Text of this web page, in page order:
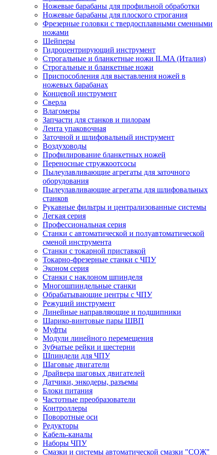
Ножевые барабаны для профильной обработки
Ножевые барабаны для плоского строгания
Фрезерные головки с твердосплавными сменными
ножами
Шейперы
Гидроцентрирующий инструмент
Строгальные и бланкетные ножи ILMA (Италия)
Cтрогальные и бланкетные ножи
Приспособления для выставления ножей в
ножевых барабанах
Концевой инструмент
Сверла
Влагомеры
Запчасти для станков и пилорам
Лента упаковочная
Заточной и шлифовальный инструмент
Воздуховоды
Профилирование бланкетных ножей
Переносные стружкоотсосы
Пылеулавливающие агрегаты для заточного
оборудования
Пылеулавливающие агрегаты для шлифовальных
станков
Рукавные фильтры и централизованные системы
Легкая серия
Профессиональная серия
Станки с автоматической и полуавтоматической
сменой инструмента
Станки с токарной приставкой
Токарно-фрезерные станки с ЧПУ
Эконом серия
Станки с наклоном шпинделя
Многошпиндельные станки
Обрабатывающие центры с ЧПУ
Режущий инструмент
Линейные направляющие и подшипники
Шарико-винтовые пары ШВП
Муфты
Модули линейного перемещения
Зубчатые рейки и шестерни
Шпиндели для ЧПУ
Шаговые двигатели
Драйвера шаговых двигателей
Датчики, энкодеры, разъемы
Блоки питания
Частотные преобразователи
Контроллеры
Поворотные оси
Редукторы
Кабель-каналы
Наборы ЧПУ
Смазки и системы автоматической смазки "СОЖ"